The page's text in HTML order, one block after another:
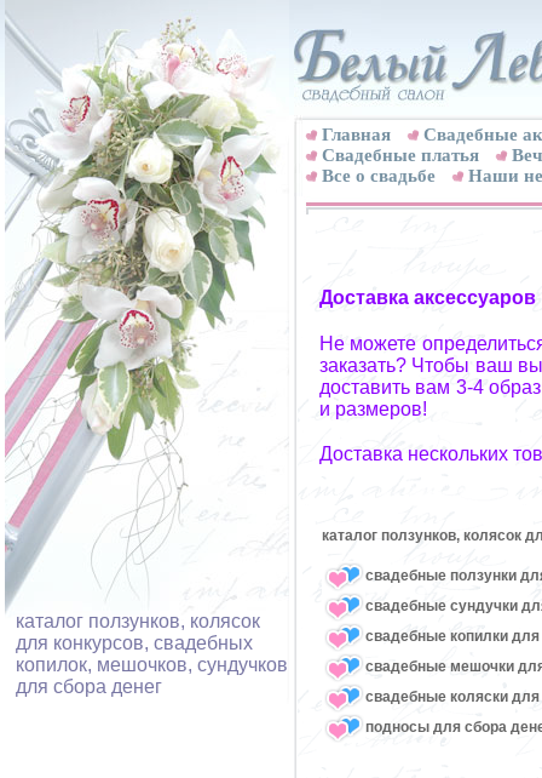
каталог ползунков, колясок
для конкурсов, свадебных
копилок, мешочков, сундучков
для сбора денег
Главная
Свадебные
Cвадебные платья
Все о свадьбе
Наши
Доставка
Не можете
заказать? Чтобы ваш
доставить вам 3-4
и размеров!
Доставка нескольких
каталог ползунков, колясок
свадебные ползунки
свадебные сундучки
свадебные копилки для
свадебные мешочки
свадебные коляски для
подносы для сбора